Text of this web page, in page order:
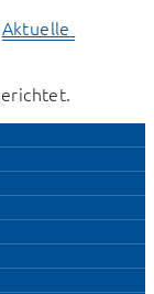
Aktuelle